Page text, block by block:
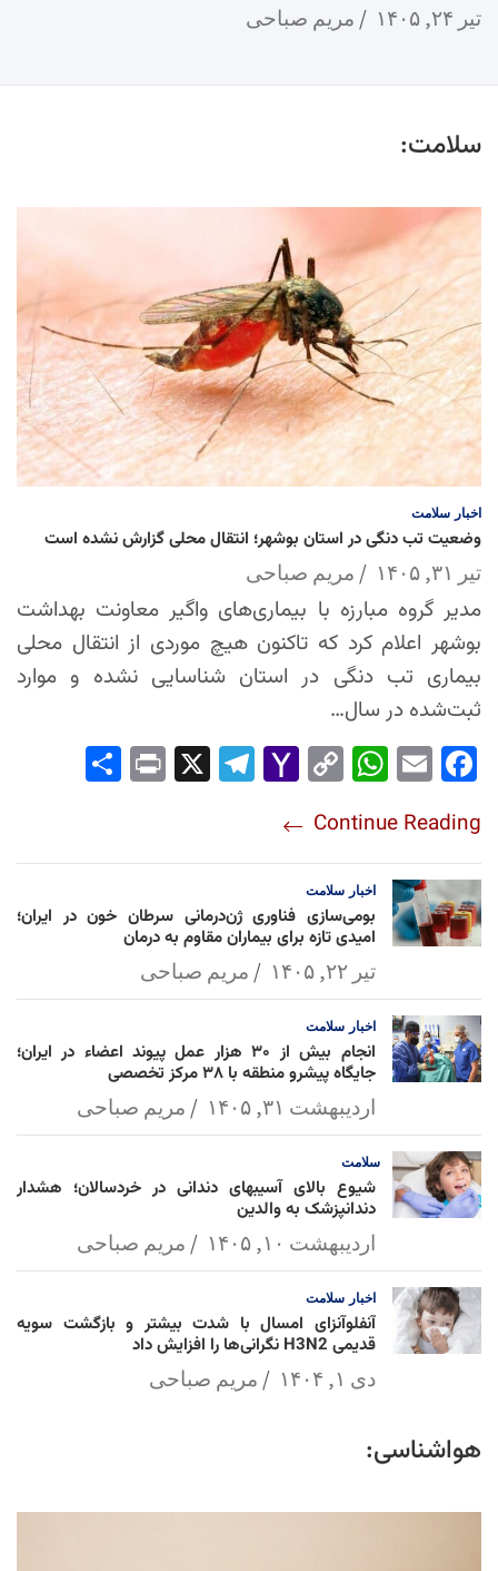
تیر ۲۴, ۱۴۰۵ مریم صباحی
سلامت:
اخبار سلامت
وضعیت تب دنگی در استان بوشهر؛ انتقال محلی گزارش نشده است
تیر ۳۱, ۱۴۰۵ مریم صباحی
مدیر گروه مبارزه با بیماری‌های واگیر معاونت بهداشت
بوشهر اعلام کرد که تاکنون هیچ موردی از انتقال محلی
بیماری تب دنگی در استان شناسایی نشده و موارد
ثبت‌شده در سال…
Fac
ok
Em
Wh
Ap
p
Co
Lin
k
Yah
l
Tel
Pri
Continue Reading
اخبار سلامت
بومی‌سازی فناوری ژن‌درمانی سرطان خون در ایران؛
امیدی تازه برای بیماران مقاوم به درمان
تیر ۲۲, ۱۴۰۵ مریم صباحی
اخبار سلامت
انجام بیش از ۳۰ هزار عمل پیوند اعضاء در ایران؛
جایگاه پیشرو منطقه با ۳۸ مرکز تخصصی
اردیبهشت ۳۱, ۱۴۰۵ مریم صباحی
سلامت
شیوع بالای آسیبهای دندانی در خردسالان؛ هشدار
دندانپزشک به والدین
اردیبهشت ۱۰, ۱۴۰۵ مریم صباحی
اخبار سلامت
آنفلوآنزای امسال با شدت بیشتر و بازگشت سویه
قدیمی H3N2 نگرانی‌ها را افزایش داد
دی ۱, ۱۴۰۴ مریم صباحی
هواشناسی: